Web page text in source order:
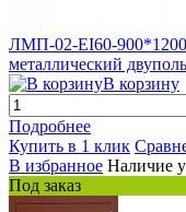
ЛМП-02-EI60-
металлический
В корзину
Подробнее
Купить в 1 клик
В избранное Наличие
Под заказ